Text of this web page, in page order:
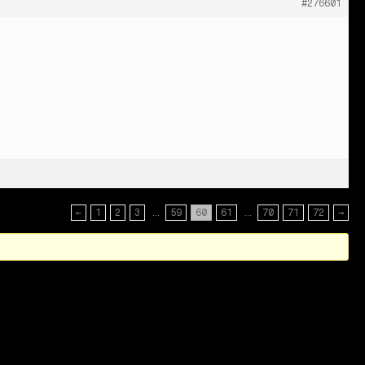
#276601
← 1 2 3 … 59 60 61 … 70 71 72 →